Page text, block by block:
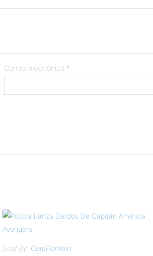
Correo electrónico *
Sold By: ComFranklin